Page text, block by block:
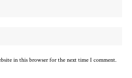
in this browser for the next time I comment.